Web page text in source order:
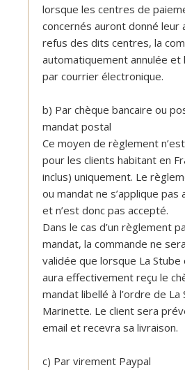
lorsque les centres de
concernés auront donné leur
refus des dits centres, la
automatiquement annulée et
par courrier électronique.
b) Par chèque bancaire ou
mandat postal
Ce moyen de règlement
pour les clients habitant en
inclus) uniquement. Le
ou mandat ne s’applique pas
et n’est donc pas accepté.
Dans le cas d’un règlement
mandat, la commande ne
validée que lorsque La
aura effectivement reçu le
mandat libellé à l’ordre de La
Marinette. Le client sera
email et recevra sa livraison.
c) Par virement Paypal